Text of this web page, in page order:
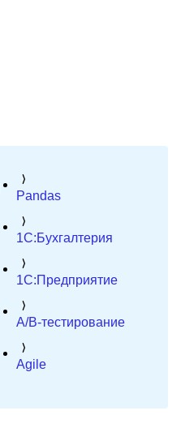
Pandas
1C:Бухгалтерия
1C:Предприятие
A/B-тестирование
Agile